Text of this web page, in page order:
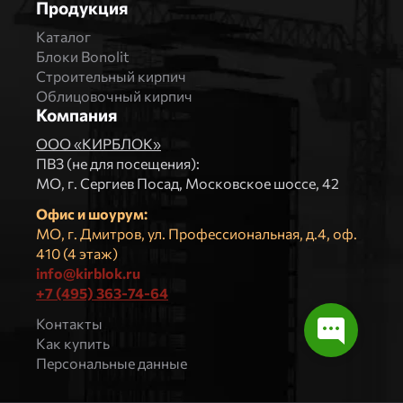
Продукция
Каталог
Блоки Bonolit
Строительный кирпич
Облицовочный кирпич
Компания
ООО «КИРБЛОК»
ПВЗ (не для посещения):
МO, г. Сергиев Посад, Московское шоссе, 42
Офис и шоурум:
МО, г. Дмитров, ул. Профессиональная, д.4, оф.
410 (4 этаж)
info@kirblok.ru
+7 (495) 363-74-64
Контакты
Как купить
Персональные данные